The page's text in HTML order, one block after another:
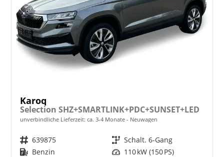
Karoq
Selection SHZ+SMARTLINK+PDC+SUNSET+LED
unverbindliche Lieferzeit: ca. 3-4 Monate Neuwagen
Fahrzeugnr. 639875 Getriebe Schalt. 6-Gang
Kraftstoff Benzin Leistung 110 kW (150 PS)